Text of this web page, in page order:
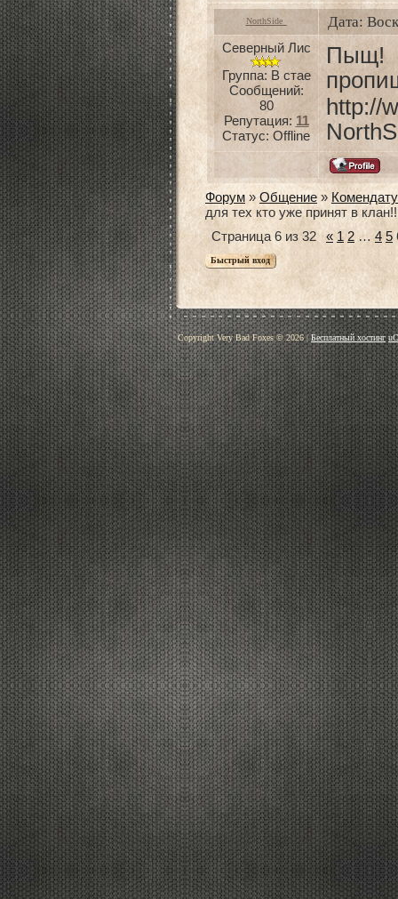
NorthSide_ Дата:
Северный Лис
Группа: В стае
Сообщений:
80
Репутация: 11
Статус: Offline
Пыщ!
http://
Форум » Общение »
для тех кто уже принят в
Страница 6 из 32 « 1 2 … 4 5
Copyright Very Bad Foxes © 2026|Бесплатный хостинг